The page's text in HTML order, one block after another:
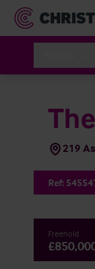
219
Ref:
Freehold